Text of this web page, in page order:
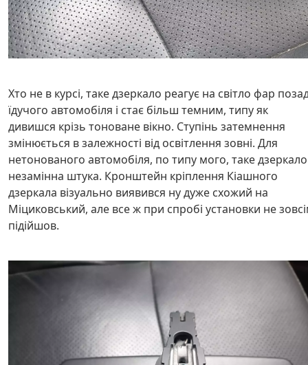
Хто не в курсі, таке дзеркало реагує на світло фар
їдучого автомобіля і стає більш темним, типу як
дивишся крізь тоноване вікно. Ступінь затемнення
змінюється в залежності від освітлення зовні. Для
нетонованого автомобіля, по типу мого, таке
незамінна штука. Кронштейн кріплення Кіашного
дзеркала візуально виявився ну дуже схожий на
Міциковський, але все ж при спробі установки не
підійшов.